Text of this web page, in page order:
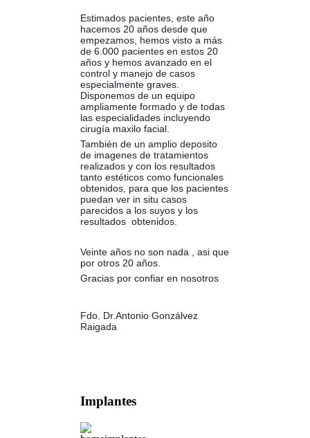
Estimados pacientes, este año
hacemos 20 años desde que
empezamos, hemos visto a más
de 6.000 pacientes en estos 20
años y hemos avanzado en el
control y manejo de casos
especialmente graves.
Disponemos de un equipo
ampliamente formado y de todas
las especialidades incluyendo
cirugía maxilo facial.
También de un amplio deposito
de imagenes de tratamientos
realizados y con los resultados
tanto estéticos como funcionales
obtenidos, para que los pacientes
puedan ver in situ casos
parecidos a los suyos y los
resultados obtenidos.
Veinte años no son nada , asi que
por otros 20 años.
Gracias por confiar en nosotros
Fdo. Dr.Antonio Gonzálvez
Raigada
Implantes